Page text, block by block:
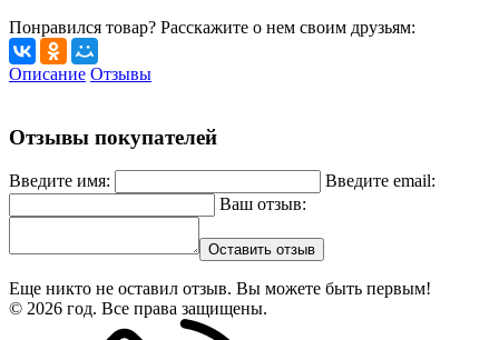
Понравился товар? Расскажите о нем своим друзьям:
Описание Отзывы
Отзывы покупателей
Введите имя:
Введите email:
Ваш отзыв:
Оставить отзыв
Еще никто не оставил отзыв. Вы можете быть первым!
© 2026 год. Все права защищены.